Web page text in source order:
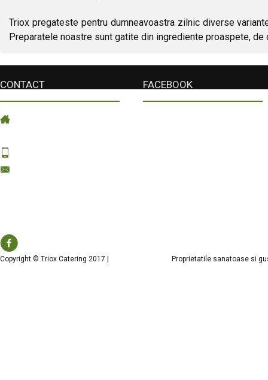
Triox pregateste pentru dumneavoastra zilnic diverse
Preparatele noastre sunt gatite din ingrediente proaspete, de
CONTACT FACEBOOK
Copyright © Triox Catering 2017 | Proprietatile sanatoase si